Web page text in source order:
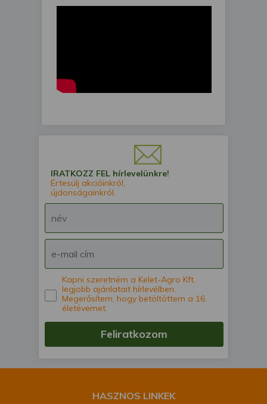
IRATKOZZ FEL hírlevelünkre!
Értesülj akcióinkról,
újdonságainkról.
Kapni szeretném a Kelet-Agro Kft.
legjobb ajánlatait hírlevélben.
Megerősítem, hogy betöltöttem a 16.
életévemet.
Feliratkozom
HASZNOS LINKEK